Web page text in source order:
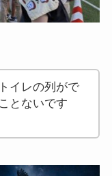
イレの列がで
とないです